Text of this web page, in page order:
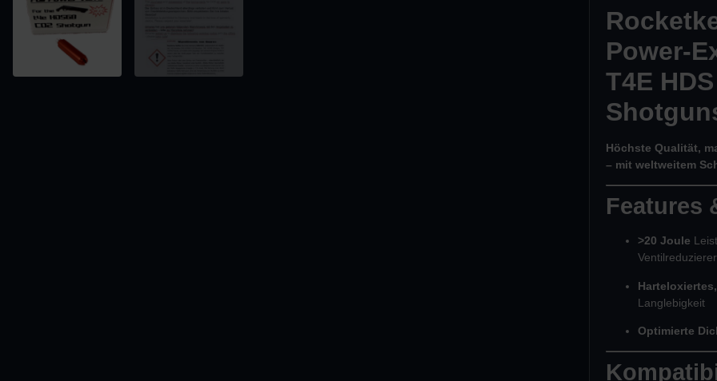
Power-
T4E
Höchste Qualität,
– mit weltweitem
Features
>20 Joule
Langlebigkeit
Optimierte